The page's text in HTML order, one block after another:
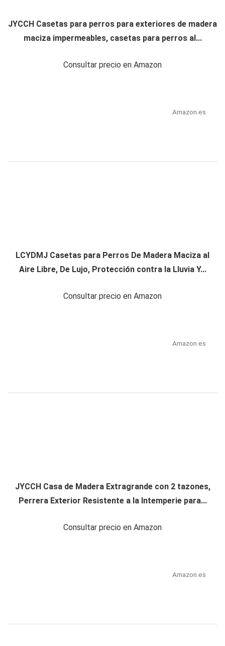
JYCCH Casetas para perros para exteriores de madera
maciza impermeables, casetas para perros al...
Consultar precio en Amazon
Amazon.es
LCYDMJ Casetas para Perros De Madera Maciza al
Aire Libre, De Lujo, Protección contra la Lluvia Y...
Consultar precio en Amazon
Amazon.es
JYCCH Casa de Madera Extragrande con 2 tazones,
Perrera Exterior Resistente a la Intemperie para...
Consultar precio en Amazon
Amazon.es